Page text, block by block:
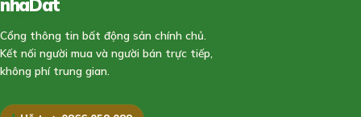
nhaDat
Cổng thông tin bất động sản chính chủ.
Kết nối người mua và người bán trực tiếp,
không phí trung gian.